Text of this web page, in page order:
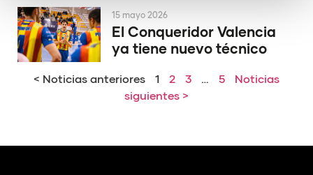
El Conqueridor Valencia
ya tiene nuevo técnico
15 mayo 2026
< Noticias anteriores 1 2 3 … 5
Noticias
siguientes >